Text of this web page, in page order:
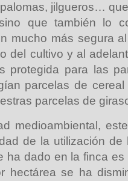
jilgueros…
que también lo
mucho más segura
del cultivo y al
protegida para las
parcelas de
parcelas de
medioambiental,
de la utilización
ha dado en la finca
hectárea se ha